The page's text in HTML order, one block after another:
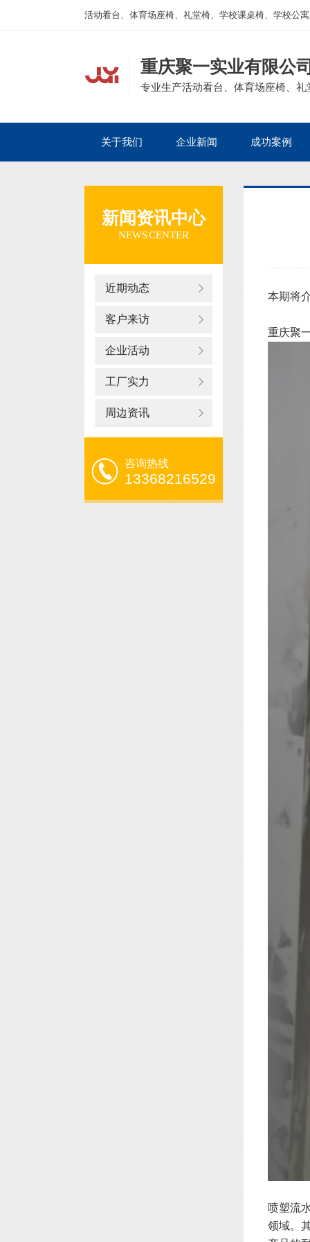
活动看台、体育场座椅、礼堂椅、学校课桌椅、学校公
重庆聚一实业有限公
专业生产活动看台、体育场座椅、
关于我们 企业新闻 成功案例
新闻资讯中心
NEWS CENTER
近期动态
客户来访
企业活动
工厂实力
周边资讯
咨询热线
13368216529
本期将
重庆聚
喷塑流
领域。